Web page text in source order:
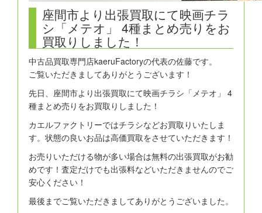
座間市より出張買取にて映画チラ
シ「メテオ」 4種まとめ売りをお
買取りしました！
中古品買取専門店kaeruFactoryの代表の佐藤です。
ご覧いただきましてありがとうございます！
先日、座間市より出張買取にて映画チラシ「メテオ」 4
種まとめ売りをお買取りしました！
カエルファクトリーではチラシなどお買取りいたしま
す。状態の良いお品は高価買取をさせていただきます！
お売りいただける物が多い場合は無料の出張買取がお勧
めです！査定だけでも出張料などいただきませんのでご
安心ください！
最後までご覧いただきましてありがとうございました。